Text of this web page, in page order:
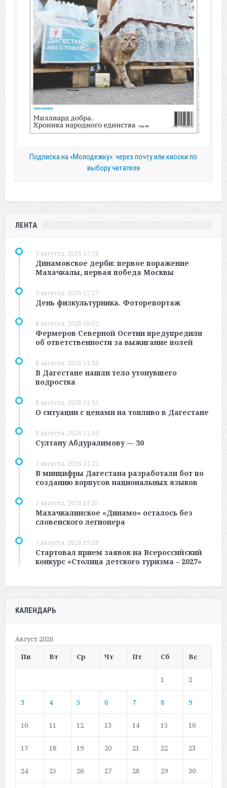
Подписка на «Молодежку»: через почту или киоски по
выбору читателя
ЛЕНТА
9 августа, 2026 17:58
Динамовское дерби: первое поражение
Махачкалы, первая победа Москвы
9 августа, 2026 12:27
День физкультурника. Фоторепортаж
8 августа, 2026 18:02
Фермеров Северной Осетии предупредили
об ответственности за выжигание полей
8 августа, 2026 11:30
В Дагестане нашли тело утонувшего
подростка
8 августа, 2026 11:30
О ситуации с ценами на топливо в Дагестане
8 августа, 2026 11:00
Султану Абдуралимову — 30
7 августа, 2026 21:22
В минцифры Дагестана разработали бот по
созданию корпусов национальных языков
7 августа, 2026 19:37
Махачкалинское «Динамо» осталось без
словенского легионера
7 августа, 2026 19:29
Стартовал прием заявок на Всероссийский
конкурс «Столица детского туризма – 2027»
КАЛЕНДАРЬ
Август 2026
Пн
Вт Ср Чт Пт Сб Вс
1 2
3 4 5 6 7 8 9
10 11 12 13 14 15 16
17 18 19 20 21 22 23
24 25 26 27 28 29 30